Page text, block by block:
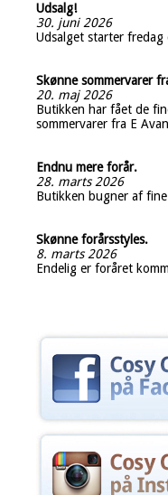
Udsalg!
30. juni 2026
Udsalget starter fredag
Skønne sommervarer
20. maj 2026
Butikken har fået de
sommervarer fra E
Endnu mere forår.
28. marts 2026
Butikken bugner af
Skønne forårsstyles.
8. marts 2026
Endelig er foråret